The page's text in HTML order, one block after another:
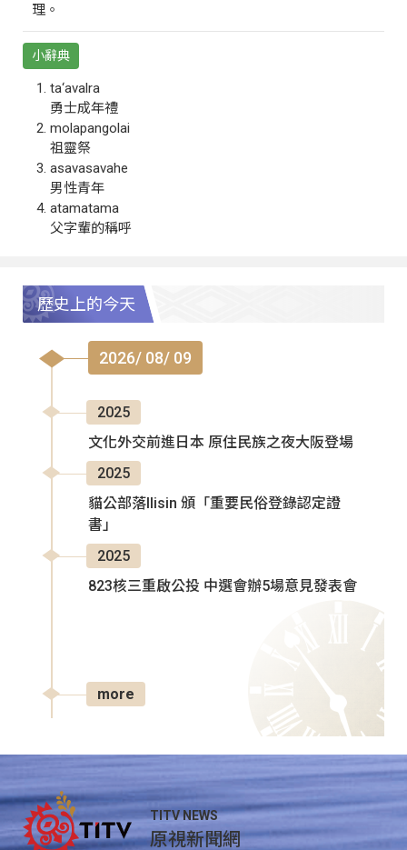
理。
小辭典
ta‘avalra
勇士成年禮
molapangolai
祖靈祭
asavasavahe
男性青年
atamatama
父字輩的稱呼
歷史上的今天
2026/ 08/ 09
2025
文化外交前進日本 原住民族之夜大阪登場
2025
貓公部落Ilisin 頒「重要民俗登錄認定證
書」
2025
823核三重啟公投 中選會辦5場意見發表會
more
TITV NEWS
原視新聞網